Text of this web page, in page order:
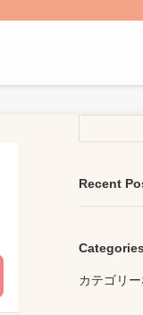
Recent
Categories
カテゴリー